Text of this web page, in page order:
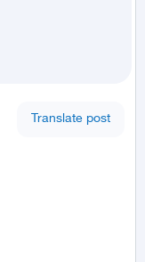
Translate post